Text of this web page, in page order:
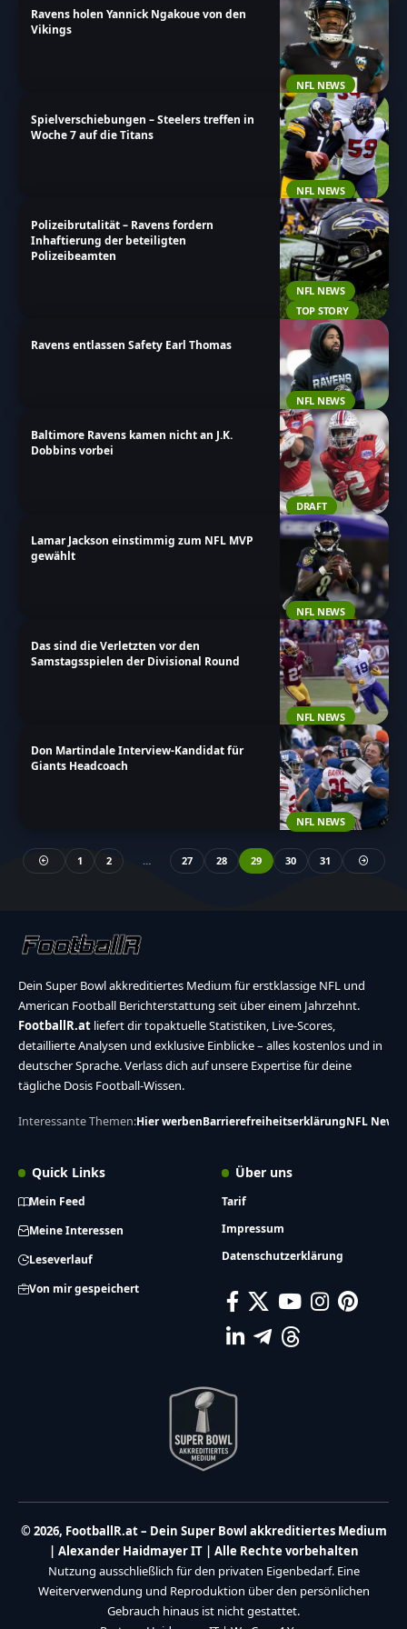
Geschichten und Statistiken des Teams aus
NFL NEWS
Ravens holen Yannick Ngakoue von den
Vikings
NFL NEWS
Spielverschiebungen – Steelers treffen in
Woche 7 auf die Titans
NFL NEWS
TOP STORY
Polizeibrutalität – Ravens fordern
Inhaftierung der beteiligten
Polizeibeamten
NFL NEWS
Ravens entlassen Safety Earl Thomas
DRAFT
Baltimore Ravens kamen nicht an J.K.
Dobbins vorbei
NFL NEWS
Lamar Jackson einstimmig zum NFL MVP
gewählt
NFL NEWS
Das sind die Verletzten vor den
Samstagsspielen der Divisional Round
NFL NEWS
Don Martindale Interview-Kandidat für
Giants Headcoach
1 2 … 27 28 29 30 31
Dein Super Bowl akkreditiertes Medium für erstklassige NFL und
American Football Berichterstattung seit über einem Jahrzehnt.
FootballR.at liefert dir topaktuelle Statistiken, Live-Scores,
detaillierte Analysen und exklusive Einblicke – alles kostenlos und in
deutscher Sprache. Verlass dich auf unsere Expertise für deine
tägliche Dosis Football-Wissen.
Interessante Themen:Hier werbenBarrierefreiheitserklärungNFL News
Quick Links
Mein Feed
Meine Interessen
Leseverlauf
Von mir gespeichert
Über uns
Tarif
Impressum
Datenschutzerklärung
© 2026, FootballR.at – Dein Super Bowl akkreditiertes Medium
| Alexander Haidmayer IT | Alle Rechte vorbehalten
Nutzung ausschließlich für den privaten Eigenbedarf. Eine
Weiterverwendung und Reproduktion über den persönlichen
Gebrauch hinaus ist nicht gestattet.